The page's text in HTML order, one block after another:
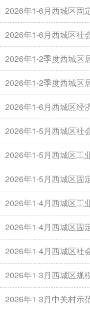
2026年1-6月西城区社
2026年1-2季度西城区
2026年1-6月西城区经
2026年1-5月西城区社
2026年1-5月西城区工
2026年1-4月西城区工
2026年1-4月西城区社
2026年1-3月西城区规